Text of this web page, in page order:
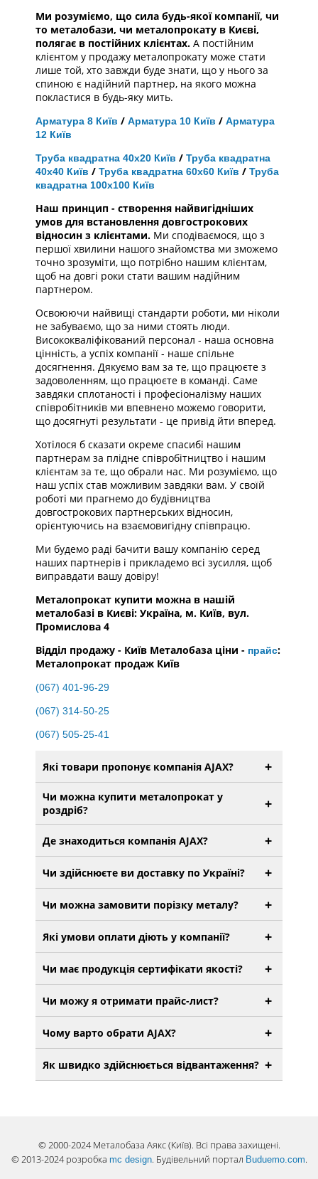
Ми розуміємо, що сила будь-якої компанії, чи
то металобази, чи металопрокату в Києві,
полягає в постійних клієнтах. А постійним
клієнтом у продажу металопрокату може стати
лише той, хто завжди буде знати, що у нього за
спиною є надійний партнер, на якого можна
покластися в будь-яку мить.
Арматура 8 Київ / Арматура 10 Київ / Арматура
12 Київ
Труба квадратна 40х20 Київ / Труба квадратна
40х40 Київ / Труба квадратна 60х60 Київ / Труба
квадратна 100х100 Київ
Наш принцип - створення найвигідніших
умов для встановлення довгострокових
відносин з клієнтами. Ми сподіваємося, що з
першої хвилини нашого знайомства ми зможемо
точно зрозуміти, що потрібно нашим клієнтам,
щоб на довгі роки стати вашим надійним
партнером.
Освоюючи найвищі стандарти роботи, ми ніколи
не забуваємо, що за ними стоять люди.
Висококваліфікований персонал - наша основна
цінність, а успіх компанії - наше спільне
досягнення. Дякуємо вам за те, що працюєте з
задоволенням, що працюєте в команді. Саме
завдяки сплотаності і професіоналізму наших
співробітників ми впевнено можемо говорити,
що досягнуті результати - це привід йти вперед.
Хотілося б сказати окреме спасибі нашим
партнерам за плідне співробітництво і нашим
клієнтам за те, що обрали нас. Ми розуміємо, що
наш успіх став можливим завдяки вам. У своїй
роботі ми прагнемо до будівництва
довгострокових партнерських відносин,
орієнтуючись на взаємовигідну співпрацю.
Ми будемо раді бачити вашу компанію серед
наших партнерів і прикладемо всі зусилля, щоб
виправдати вашу довіру!
Металопрокат купити можна в нашій
металобазі в Києві: Україна, м. Київ, вул.
Промислова 4
Відділ продажу - Київ Металобаза ціни - прайс:
Металопрокат продаж Київ
(067) 401-96-29
(067) 314-50-25
(067) 505-25-41
Які товари пропонує компанія AJAX? +
Чи можна купити металопрокат у
роздріб?
+
Де знаходиться компанія AJAX? +
Чи здійснюєте ви доставку по Україні? +
Чи можна замовити порізку металу? +
Які умови оплати діють у компанії? +
Чи має продукція сертифікати якості? +
Чи можу я отримати прайс-лист? +
Чому варто обрати AJAX? +
Як швидко здійснюється відвантаження? +
© 2000-2024 Металобаза Аякс (Київ). Всі права захищені.
© 2013-2024 розробка mc design. Будівельний портал Buduemo.com.